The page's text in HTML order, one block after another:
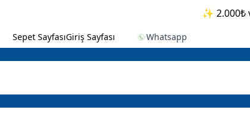
✨ 2.000₺
Sepet SayfasıGiriş Sayfası Whatsapp